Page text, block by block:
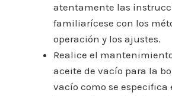
atentamente las
familiarícese con los
operación y los ajustes.
Realice el
aceite de vacío para la
vacío como se especifica